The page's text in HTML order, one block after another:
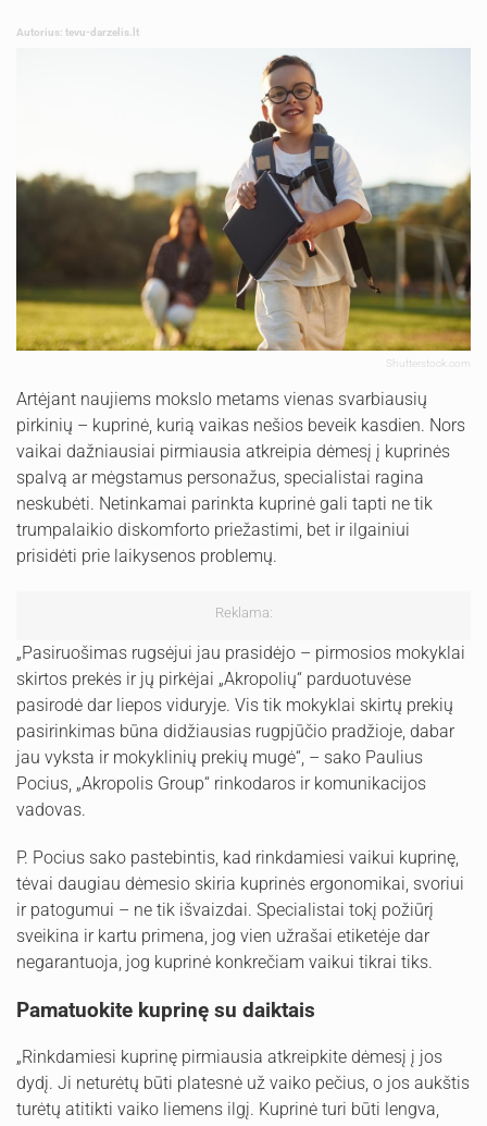
Autorius: tevu-darzelis.lt
Shutterstock.com
Artėjant naujiems mokslo metams vienas svarbiausių
pirkinių – kuprinė, kurią vaikas nešios beveik kasdien. Nors
vaikai dažniausiai pirmiausia atkreipia dėmesį į kuprinės
spalvą ar mėgstamus personažus, specialistai ragina
neskubėti. Netinkamai parinkta kuprinė gali tapti ne tik
trumpalaikio diskomforto priežastimi, bet ir ilgainiui
prisidėti prie laikysenos problemų.
Reklama:
„Pasiruošimas rugsėjui jau prasidėjo – pirmosios mokyklai
skirtos prekės ir jų pirkėjai „Akropolių“ parduotuvėse
pasirodė dar liepos viduryje. Vis tik mokyklai skirtų prekių
pasirinkimas būna didžiausias rugpjūčio pradžioje, dabar
jau vyksta ir mokyklinių prekių mugė“, – sako Paulius
Pocius, „Akropolis Group“ rinkodaros ir komunikacijos
vadovas.
P. Pocius sako pastebintis, kad rinkdamiesi vaikui kuprinę,
tėvai daugiau dėmesio skiria kuprinės ergonomikai, svoriui
ir patogumui – ne tik išvaizdai. Specialistai tokį požiūrį
sveikina ir kartu primena, jog vien užrašai etiketėje dar
negarantuoja, jog kuprinė konkrečiam vaikui tikrai tiks.
Pamatuokite kuprinę su daiktais
„Rinkdamiesi kuprinę pirmiausia atkreipkite dėmesį į jos
dydį. Ji neturėtų būti platesnė už vaiko pečius, o jos aukštis
turėtų atitikti vaiko liemens ilgį. Kuprinė turi būti lengva,